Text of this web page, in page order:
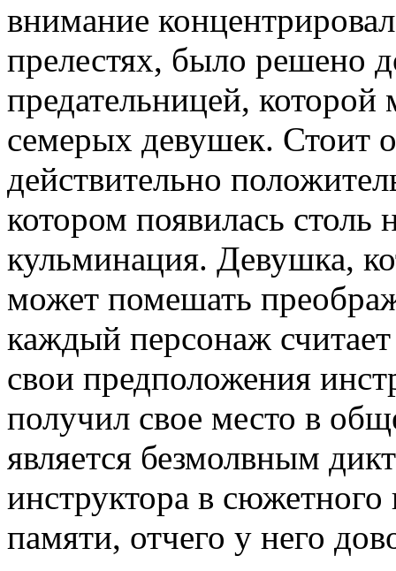
внимание
прелестях, было решено
предательницей, которой
семерых девушек. Стоит
действительно
котором появилась столь
кульминация. Девушка,
может помешать
каждый персонаж
свои предположения
получил свое место в
является безмолвным
инструктора в
памяти, отчего у него